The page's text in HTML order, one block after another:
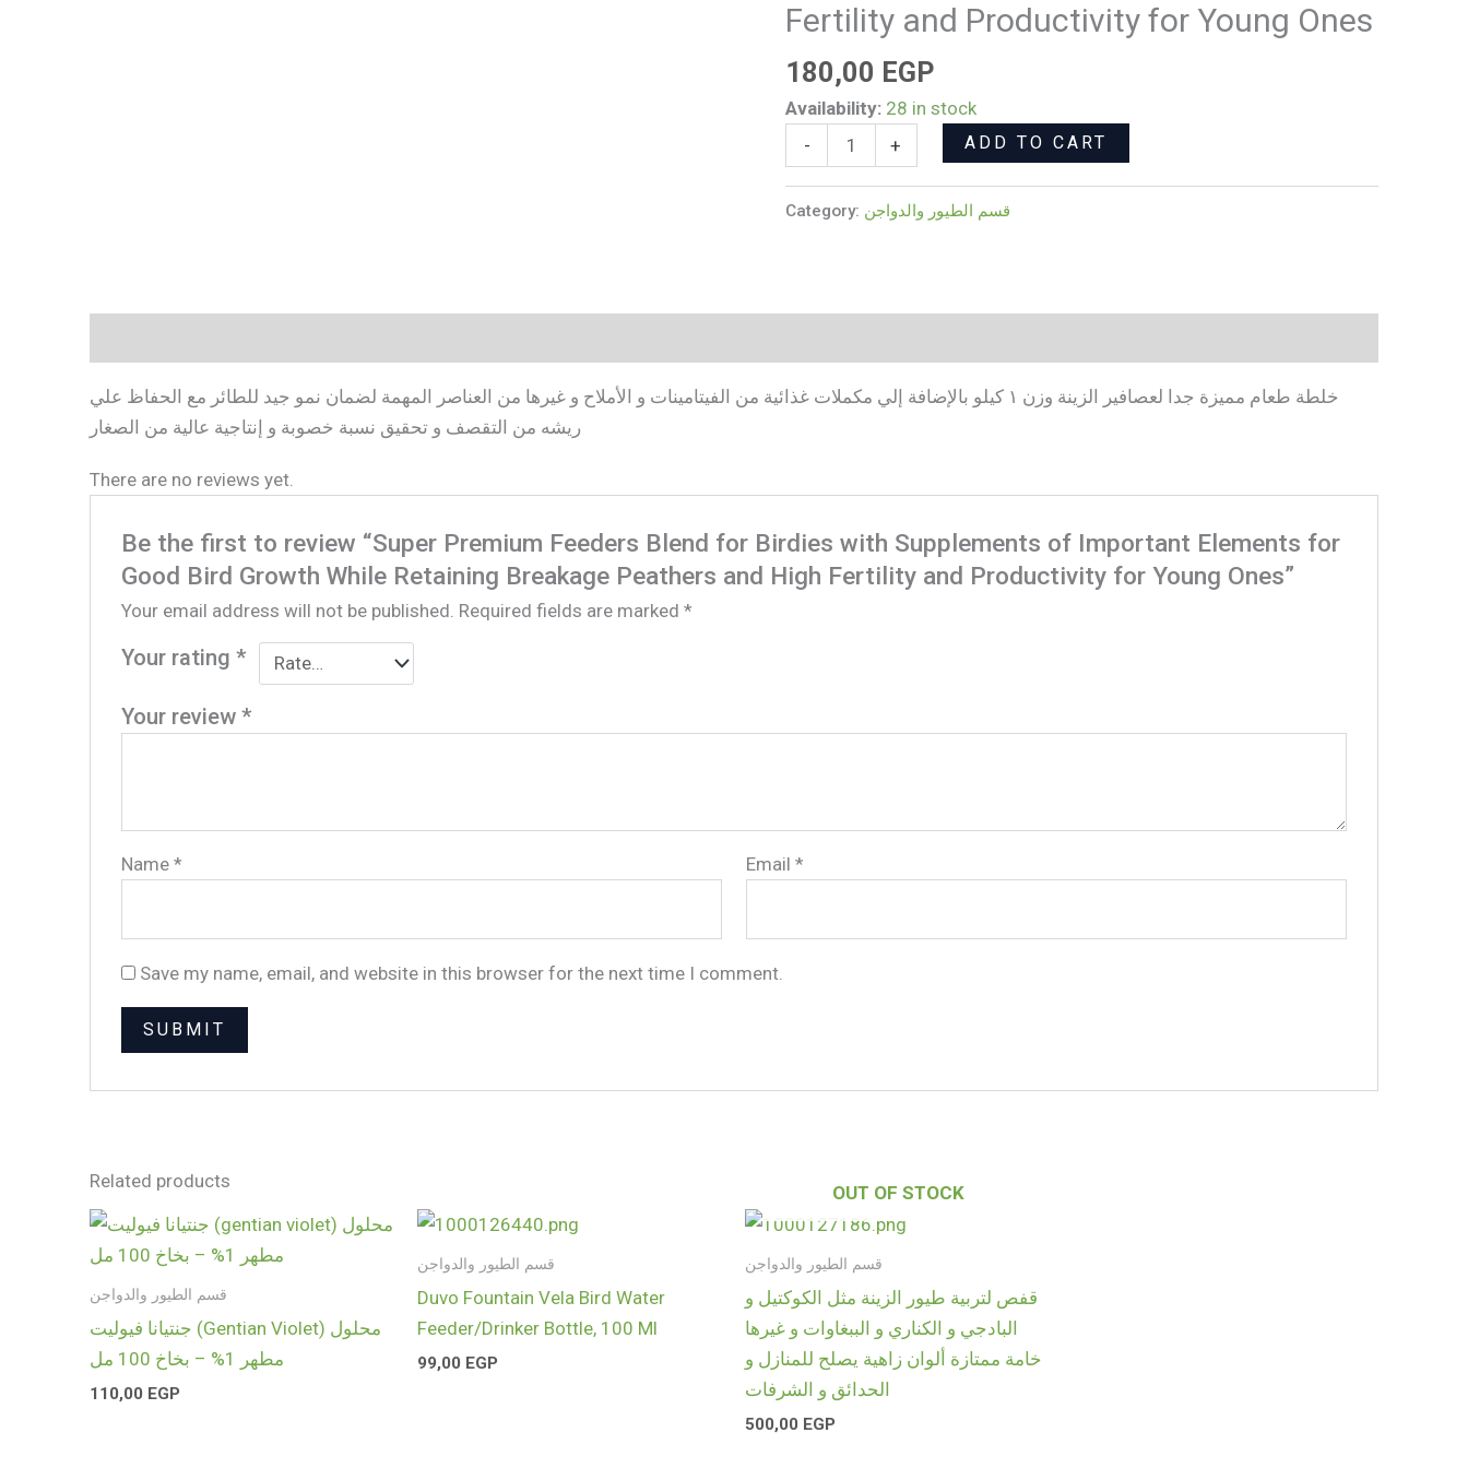
Fertility and Productivity for Young Ones
180,00 EGP
Availability: 28 in stock
-
Elements
Good
Bird
Growth
While
Retaining
and
quantity
+ ADD TO CART
Category: قسم الطيور والدواجن
خلطة طعام مميزة جدا لعصافير الزينة وزن ١ كيلو بالإضافة إلي مكملات غذائية من الفيتامينات و الأملاح و غيرها من العناصر المهمة لضمان نمو جيد للطائر مع الحفاظ علي
ريشه من التقصف و تحقيق نسبة خصوبة و إنتاجية عالية من الصغار
There are no reviews yet.
Be the first to review “Super Premium Feeders Blend for Birdies with Supplements of Important Elements for
Good Bird Growth While Retaining Breakage Peathers and High Fertility and Productivity for Young Ones”
Your email address will not be published. Required fields are marked*
Your rating*
Your review*
Name* Email*
Save my name, email, and website in this browser for the next time I comment.
Related products
قسم الطيور والدواجن
جنتيانا فيوليت (Gentian Violet) محلول
مطهر 1% – بخاخ 100 مل
110,00 EGP
قسم الطيور والدواجن
Duvo Fountain Vela Bird Water
Feeder/Drinker Bottle, 100 Ml
99,00 EGP
OUT OF STOCK
قسم الطيور والدواجن
قفص لتربية طيور الزينة مثل الكوكتيل و
البادجي و الكناري و الببغاوات و غيرها
خامة ممتازة ألوان زاهية يصلح للمنازل و
الحدائق و الشرفات
500,00 EGP
High
Young